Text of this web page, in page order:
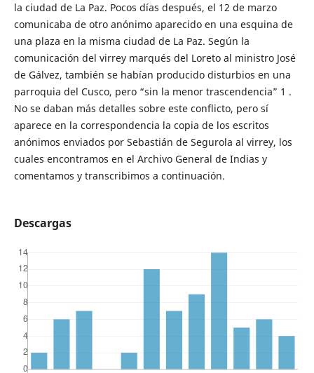
la ciudad de La Paz. Pocos días después, el 12 de marzo
comunicaba de otro anónimo aparecido en una esquina de
una plaza en la misma ciudad de La Paz. Según la
comunicación del virrey marqués del Loreto al ministro José
de Gálvez, también se habían producido disturbios en una
parroquia del Cusco, pero “sin la menor trascendencia” 1 .
No se daban más detalles sobre este conflicto, pero sí
aparece en la correspondencia la copia de los escritos
anónimos enviados por Sebastián de Segurola al virrey, los
cuales encontramos en el Archivo General de Indias y
comentamos y transcribimos a continuación.
Descargas